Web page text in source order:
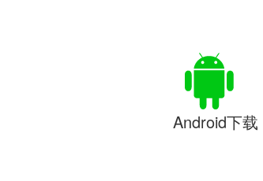
Android下载